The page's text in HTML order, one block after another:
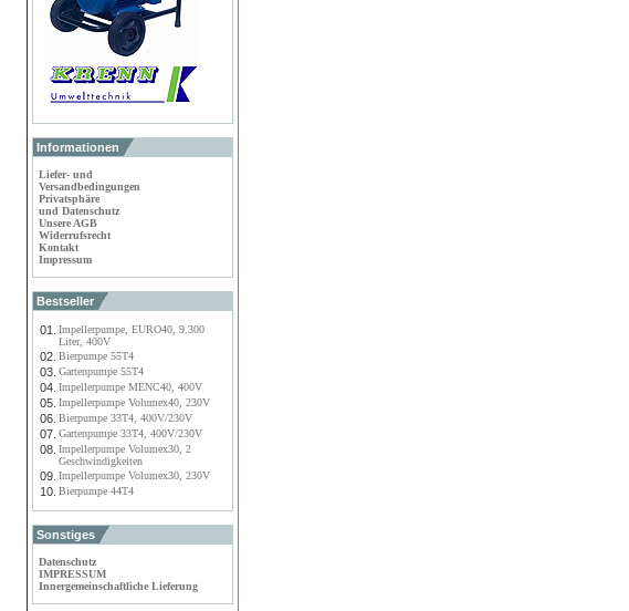
Informationen
Liefer- und
Versandbedingungen
Privatsphäre
und Datenschutz
Unsere AGB
Widerrufsrecht
Kontakt
Impressum
Bestseller
01.
Impellerpumpe, EURO40, 9.300
Liter, 400V
02. Bierpumpe 55T4
03. Gartenpumpe 55T4
04. Impellerpumpe MENC40, 400V
05. Impellerpumpe Volumex40, 230V
06. Bierpumpe 33T4, 400V/230V
07. Gartenpumpe 33T4, 400V/230V
08. Impellerpumpe Volumex30, 2
Geschwindigkeiten
09. Impellerpumpe Volumex30, 230V
10. Bierpumpe 44T4
Sonstiges
Datenschutz
IMPRESSUM
Innergemeinschaftliche Lieferung